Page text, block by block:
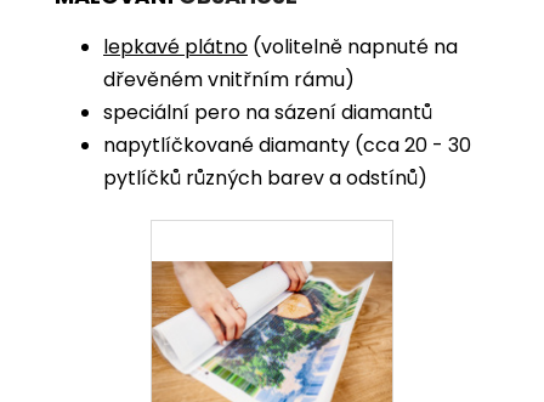
lepkavé plátno (volitelně napnuté na
dřevěném vnitřním rámu)
speciální pero na sázení diamantů
napytlíčkované diamanty (cca 20 - 30
pytlíčků různých barev a odstínů)